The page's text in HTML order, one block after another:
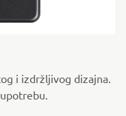
i izdržljivog dizajna.